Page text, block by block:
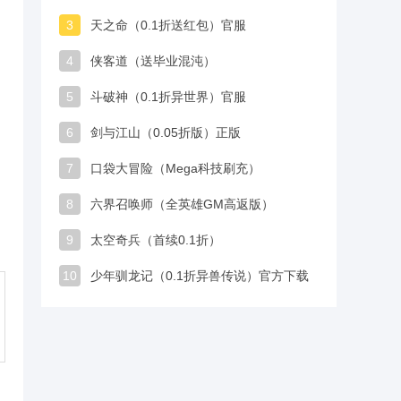
3 天之命（0.1折送红包）官服
4 侠客道（送毕业混沌）
5 斗破神（0.1折异世界）官服
6 剑与江山（0.05折版）正版
7 口袋大冒险（Mega科技刷充）
8 六界召唤师（全英雄GM高返版）
9 太空奇兵（首续0.1折）
10 少年驯龙记（0.1折异兽传说）官方下载